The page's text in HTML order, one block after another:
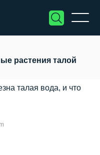
растения талой
талая вода, и что